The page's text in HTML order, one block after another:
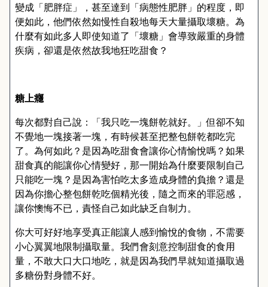
變成「肥胖症」，甚至達到「病態性肥胖」的程度，即
便如此，他們依然如慢性自殺地每天大量攝取壞糖。為
什麼有如此多人即使知道了「壞糖」會導致嚴重的身體
疾病，卻還是依然故我地狂吃甜食？
糖上癮
每次都對自己說：「我只吃一塊餅乾就好。」但卻不知
不覺地一塊接著一塊，有時候甚至把整包餅乾都吃完
了。為何如此？是因為吃甜食會讓你心情愉悅嗎？如果
甜食真的能讓你心情變好，那一開始為什麼要限制自己
只能吃一塊？是因為害怕吃太多造成身體的負擔？還是
因為你擔心整包餅乾吃個精光後，隨之而來的罪惡感，
讓你懊悔不已，責怪自己如此缺乏自制力。
你大可好好地享受真正能讓人感到愉悅的食物，不需要
小心翼翼地限制攝取量。我們會刻意控制甜食的食用
量，不敢大口大口地吃，就是因為我們早就知道攝取過
多糖份對身體不好。